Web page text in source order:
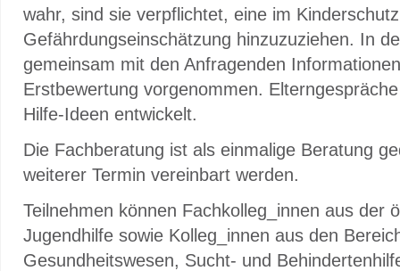
wahr, sind sie verpflichtet, eine im
Gefährdungseinschätzung hinzuzuziehen. In
gemeinsam mit den Anfragenden
Erstbewertung vorgenommen.
Hilfe-Ideen entwickelt.
Die Fachberatung ist als einmalige Beratung
weiterer Termin vereinbart werden.
Teilnehmen können Fachkolleg_innen aus der
Jugendhilfe sowie Kolleg_innen aus den
Gesundheitswesen, Sucht- und